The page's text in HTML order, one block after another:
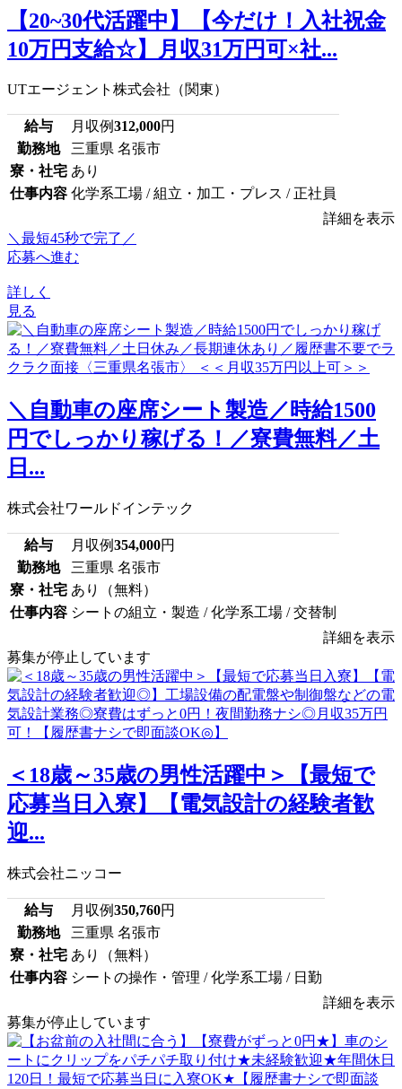
【20~30代活躍中】【今だけ！入社祝金
10万円支給☆】月収31万円可×社...
UTエージェント株式会社（関東）
給与 月収例312,000円
勤務地
三重県 名張市
寮・社宅 あり
仕事内容 化学系工場 / 組立・加工・プレス / 正社員
詳細を表示
＼最短45秒で完了／
応募へ進む
詳しく
見る
＼自動車の座席シート製造／時給1500
円でしっかり稼げる！／寮費無料／土
日...
株式会社ワールドインテック
給与 月収例354,000円
勤務地
三重県 名張市
寮・社宅 あり（無料）
仕事内容 シートの組立・製造 / 化学系工場 / 交替制
詳細を表示
募集が停止しています
＜18歳～35歳の男性活躍中＞【最短で
応募当日入寮】【電気設計の経験者歓
迎...
株式会社ニッコー
給与 月収例350,760円
勤務地
三重県 名張市
寮・社宅 あり（無料）
仕事内容 シートの操作・管理 / 化学系工場 / 日勤
詳細を表示
募集が停止しています